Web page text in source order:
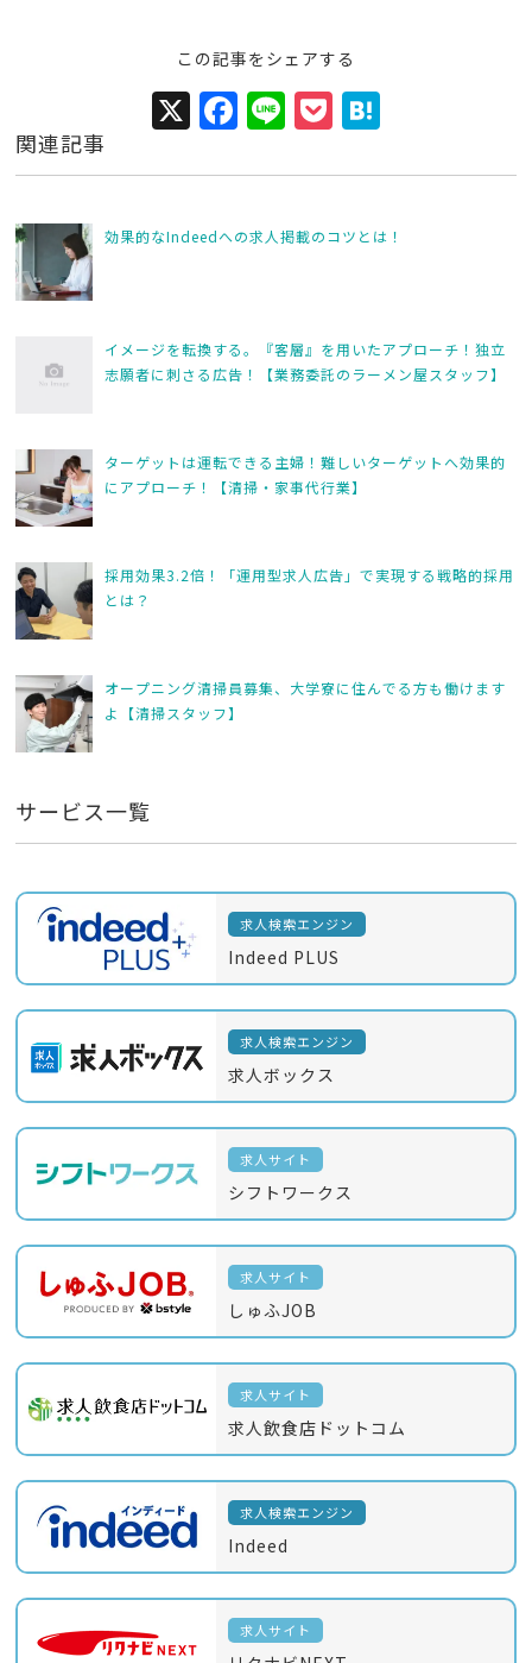
この記事をシェアする
X F
c
e
o
k
Li
e
P
c
k
e
n
関連記事
効果的なIndeedへの求人掲載のコツとは！
イメージを転換する。『客層』を用いたアプローチ！独立
志願者に刺さる広告！【業務委託のラーメン屋スタッフ】
ターゲットは運転できる主婦！難しいターゲットへ効果的
にアプローチ！【清掃・家事代行業】
採用効果3.2倍！「運用型求人広告」で実現する戦略的採用
とは？
オープニング清掃員募集、大学寮に住んでる方も働けます
よ【清掃スタッフ】
サービス一覧
求人検索エンジン
Indeed PLUS
求人検索エンジン
求人ボックス
求人サイト
シフトワークス
求人サイト
しゅふJOB
求人サイト
求人飲食店ドットコム
求人検索エンジン
Indeed
求人サイト